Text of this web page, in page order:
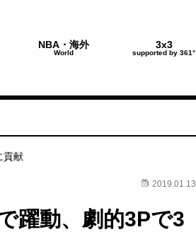
NBA・海外
World
3x3
supported by 361°
貢献
2019.01.13
躍動、劇的3Pで3